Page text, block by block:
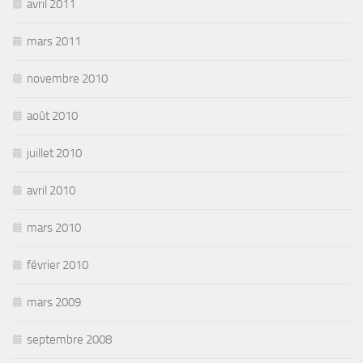
avril 2011
mars 2011
novembre 2010
août 2010
juillet 2010
avril 2010
mars 2010
février 2010
mars 2009
septembre 2008